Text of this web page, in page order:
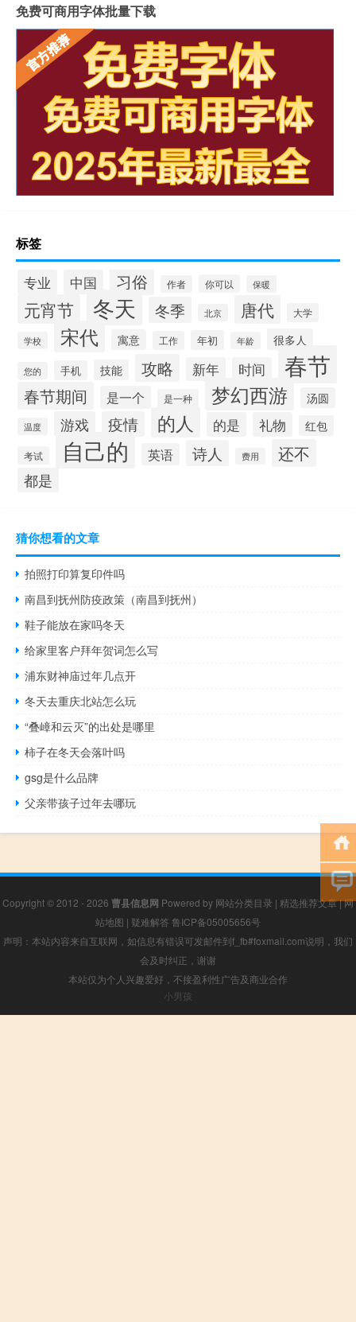
免费可商用字体批量下载
标签
专业 中国 习俗 作者 你可以 保暖
元宵节 冬天 冬季 北京 唐代 大学
学校 宋代 寓意 工作 年初 年龄 很多人
您的 手机 技能 攻略 新年 时间 春节
春节期间 是一个 是一种 梦幻西游 汤圆
温度 游戏 疫情 的人 的是 礼物 红包
考试 自己的 英语 诗人 费用 还不
都是
猜你想看的文章
拍照打印算复印件吗
南昌到抚州防疫政策（南昌到抚州）
鞋子能放在家吗冬天
给家里客户拜年贺词怎么写
浦东财神庙过年几点开
冬天去重庆北站怎么玩
“叠嶂和云灭”的出处是哪里
柿子在冬天会落叶吗
gsg是什么品牌
父亲带孩子过年去哪玩
Copyright © 2012 - 2026 曹县信息网 Powered by 网站分类目录 | 精选推荐文章|网
站地图 | 疑难解答 鲁ICP备05005656号
声明：本站内容来自互联网，如信息有错误可发邮件到f_fb#foxmail.com说明，我们
会及时纠正，谢谢
本站仅为个人兴趣爱好，不接盈利性广告及商业合作
小男孩